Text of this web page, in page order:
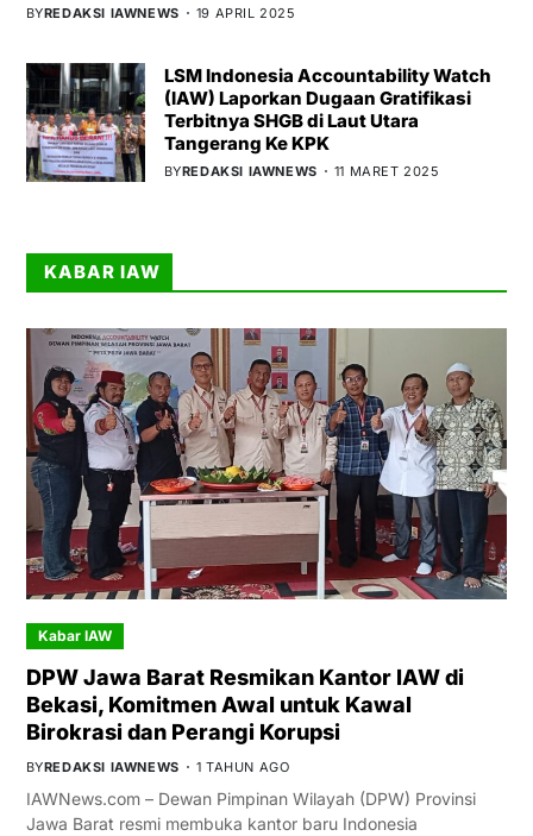
BYREDAKSI IAWNEWS 19 APRIL 2025
LSM Indonesia Accountability Watch
(IAW) Laporkan Dugaan Gratifikasi
Terbitnya SHGB di Laut Utara
Tangerang Ke KPK
BYREDAKSI IAWNEWS 11 MARET 2025
KABAR IAW
Kabar IAW
DPW Jawa Barat Resmikan Kantor IAW di
Bekasi, Komitmen Awal untuk Kawal
Birokrasi dan Perangi Korupsi
BYREDAKSI IAWNEWS 1 TAHUN AGO
IAWNews.com – Dewan Pimpinan Wilayah (DPW) Provinsi
Jawa Barat resmi membuka kantor baru Indonesia